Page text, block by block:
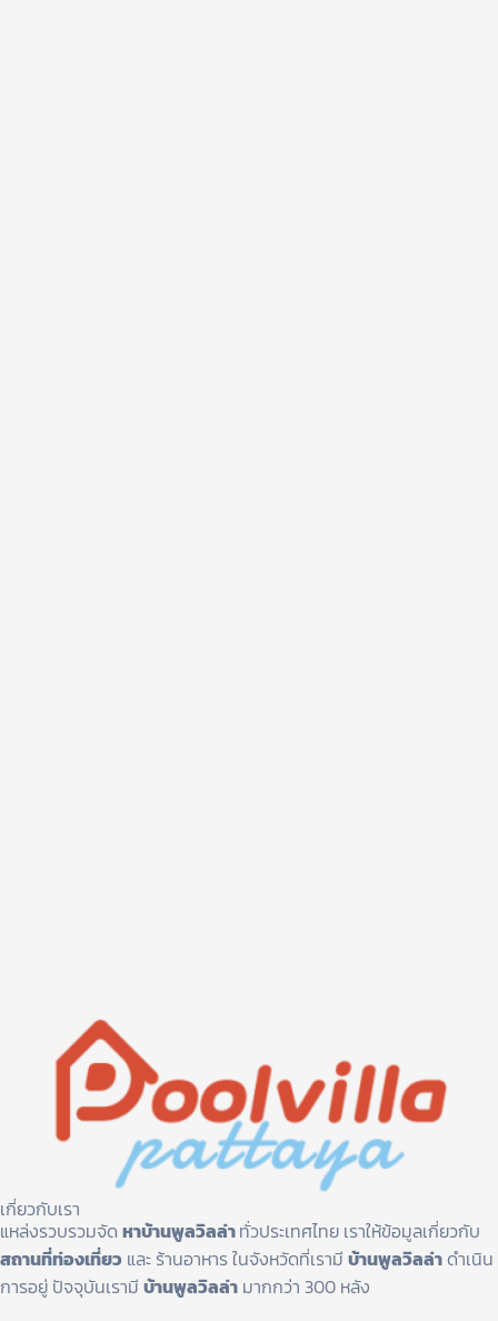
เกี่ยวกับเรา
แหล่งรวบรวมจัด หาบ้านพูลวิลล่าทั่วประเทศไทย เราให้ข้อมูลเกี่ยวกับ
สถานที่ท่องเที่ยว และ ร้านอาหาร ในจังหวัดที่เรามี บ้านพูลวิลล่าดำเนิน
การอยู่ ปัจจุบันเรามี บ้านพูลวิลล่า มากกว่า 300 หลัง